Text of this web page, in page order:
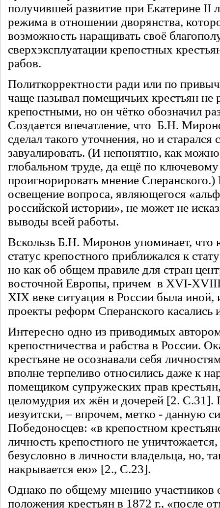
получившей развитие при Екатерине II
режима в отношении дворянства,
возможность наращивать своё
сверхэксплуатации крепостных
рабов.
Политкорректности ради или по
чаще называл помещичьих крестьян не
крепостными, но он чётко обозначил
Создается впечатление, что Б.Н.
сделал такого уточнения, но и старался
завуалировать. (И непонятно, как
глобальном труде, да ещё по
проигнорировать мнение Сперанского.)
освещение вопроса, являющегося
российской истории», не может не
выводы всей работы.
Вскользь Б.Н. Миронов упоминает, что
статус крепостного приближался к
но как об общем правиле для стран
восточной Европы, причем в XVI-XVIII
XIX веке ситуация в России была иной,
проекты реформ Сперанского касались
Интересно одно из приводимых
крепостничества и рабства в России.
крестьяне не осознавали себя
вполне терпеливо относились даже к
помещиком супружеских прав
целомудрия их жён и дочерей [2.
иезуитски, – впрочем, метко - данную
Победоносцев: «в крепостном
личность крепостного не уничтожается,
безусловно в личности владельца, но,
накрывается ею» [2., С.23].
Однако по общему мнению участников
положения крестьян в 1872 г., «после